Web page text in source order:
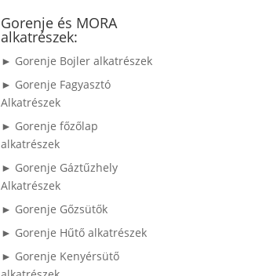
Gorenje és MORA
alkatrészek:
► Gorenje Bojler alkatrészek
► Gorenje Fagyasztó
Alkatrészek
► Gorenje főzőlap
alkatrészek
► Gorenje Gáztűzhely
Alkatrészek
► Gorenje Gőzsütők
► Gorenje Hűtő alkatrészek
► Gorenje Kenyérsütő